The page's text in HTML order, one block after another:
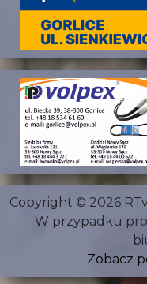
Copyright © 2026
W przypadku
Zobacz